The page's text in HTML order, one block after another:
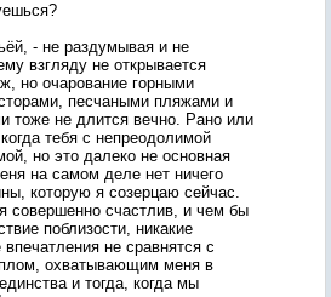
- не раздумывая и не
взгляду не открывается
но очарование горными
песчаными пляжами и
тоже не длится вечно. Рано или
тебя с непреодолимой
но это далеко не основная
на самом деле нет ничего
которую я созерцаю сейчас.
совершенно счастлив, и чем бы
поблизости, никакие
не сравнятся с
охватывающим меня в
и тогда, когда мы